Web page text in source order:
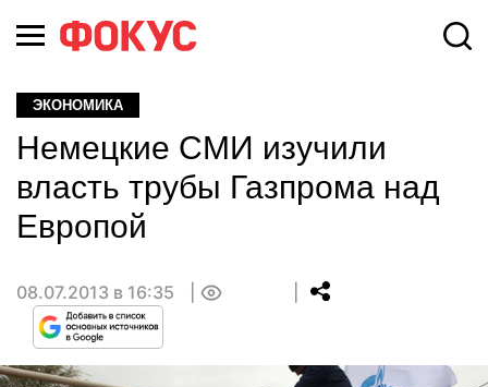
ЭКОНОМИКА
Немецкие СМИ изучили
власть трубы Газпрома над
Европой
08.07.2013 в 16:35